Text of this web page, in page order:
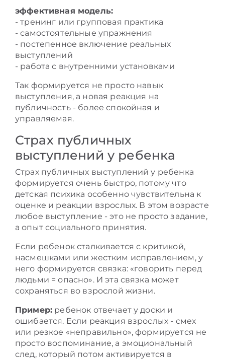
эффективная модель:
- тренинг или групповая практика
- самостоятельные упражнения
- постепенное включение реальных
выступлений
- работа с внутренними установками
Так формируется не просто навык
выступления, а новая реакция на
публичность - более спокойная и
управляемая.
Страх публичных
выступлений у ребенка
Страх публичных выступлений у ребенка
формируется очень быстро, потому что
детская психика особенно чувствительна к
оценке и реакции взрослых. В этом возрасте
любое выступление - это не просто задание,
а опыт социального принятия.
Если ребенок сталкивается с критикой,
насмешками или жестким исправлением, у
него формируется связка: «говорить перед
людьми = опасно». И эта связка может
сохраняться во взрослой жизни.
Пример: ребенок отвечает у доски и
ошибается. Если реакция взрослых - смех
или резкое «неправильно», формируется не
просто воспоминание, а эмоциональный
след, который потом активируется в